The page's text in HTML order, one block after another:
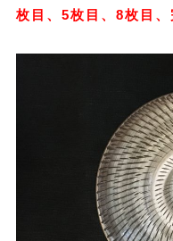
枚目、5枚目、8枚目、